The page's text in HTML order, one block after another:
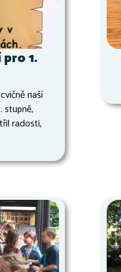
1.
naší
stupně,
radosti,